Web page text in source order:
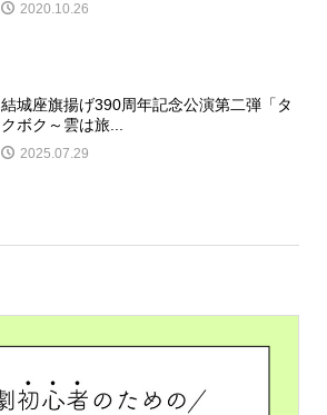
2020.10.26
結城座旗揚げ390周年記念公演第二弾「タ
クボク～雲は旅...
2025.07.29